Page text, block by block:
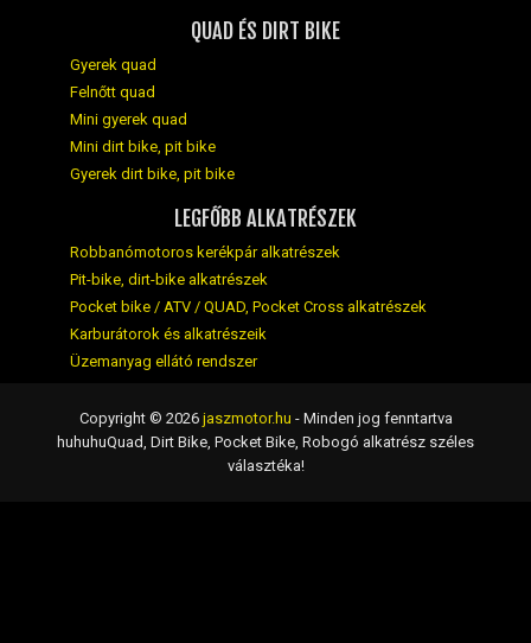
QUAD ÉS DIRT BIKE
Gyerek quad
Felnőtt quad
Mini gyerek quad
Mini dirt bike, pit bike
Gyerek dirt bike, pit bike
LEGFŐBB ALKATRÉSZEK
Robbanómotoros kerékpár alkatrészek
Pit-bike, dirt-bike alkatrészek
Pocket bike / ATV / QUAD, Pocket Cross alkatrészek
Karburátorok és alkatrészeik
Üzemanyag ellátó rendszer
Copyright © 2026 jaszmotor.hu - Minden jog fenntartva
huhuhuQuad, Dirt Bike, Pocket Bike, Robogó alkatrész széles
választéka!